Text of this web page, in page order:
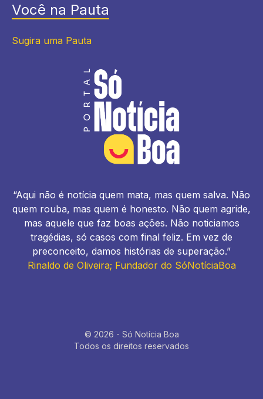
Você na Pauta
Sugira uma Pauta
“Aqui não é notícia quem mata, mas quem salva. Não
quem rouba, mas quem é honesto. Não quem agride,
mas aquele que faz boas ações. Não noticiamos
tragédias, só casos com final feliz. Em vez de
preconceito, damos histórias de superação.”
Rinaldo de Oliveira; Fundador do SóNotíciaBoa
© 2026 - Só Notícia Boa
Todos os direitos reservados